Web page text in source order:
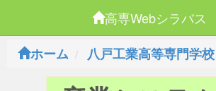
高専Webシラバス
ホーム
八戸工業高等専門学校